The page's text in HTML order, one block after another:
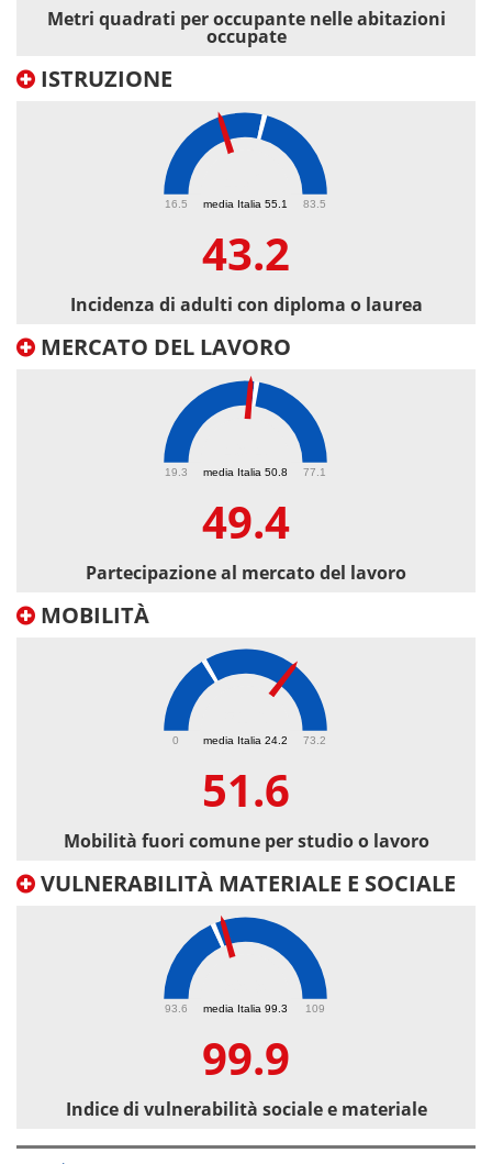
Metri quadrati per occupante nelle abitazioni
occupate
ISTRUZIONE
media Italia 55.1
16.5 83.5
43.2
Incidenza di adulti con diploma o laurea
MERCATO DEL LAVORO
media Italia 50.8
19.3 77.1
49.4
Partecipazione al mercato del lavoro
MOBILITÀ
media Italia 24.2
0 73.2
51.6
Mobilità fuori comune per studio o lavoro
VULNERABILITÀ MATERIALE E SOCIALE
media Italia 99.3
93.6 109
99.9
Indice di vulnerabilità sociale e materiale